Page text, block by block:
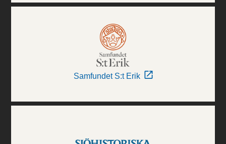
Samfundet S:t Erik